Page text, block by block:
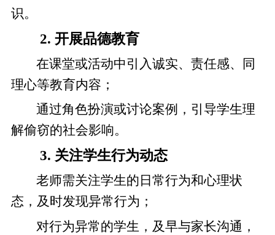
识。
2. 开展品德教育
在课堂或活动中引入诚实、责任感、同
理心等教育内容；
通过角色扮演或讨论案例，引导学生理
解偷窃的社会影响。
3. 关注学生行为动态
老师需关注学生的日常行为和心理状
态，及时发现异常行为；
对行为异常的学生，及早与家长沟通，